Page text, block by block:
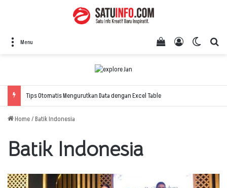
Menu Switch
Log In
View your
Tips Otomatis Mengurutkan Data dengan Excel Table
Home/Batik Indonesia
Batik Indonesia